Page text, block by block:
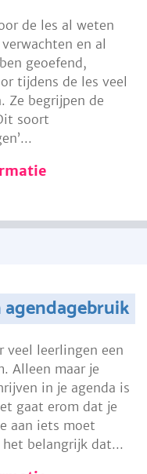
de les al weten
en al
geoefend,
tijdens de les veel
Ze begrijpen de
soort
agendagebruik
veel leerlingen een
Alleen maar je
in je agenda is
gaat erom dat je
aan iets moet
het belangrijk dat...